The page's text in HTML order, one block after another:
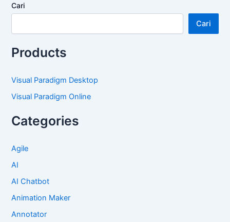
Cari
Cari
Products
Visual Paradigm Desktop
Visual Paradigm Online
Categories
Agile
AI
AI Chatbot
Animation Maker
Annotator